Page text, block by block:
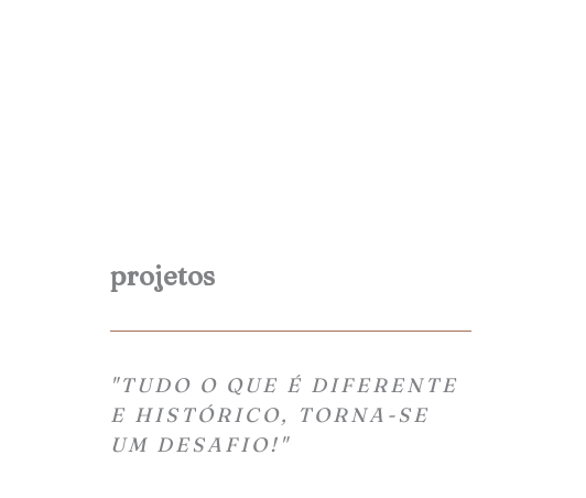
projetos
"TUDO O QUE É DIFERENTE
E HISTÓRICO, TORNA-SE
UM DESAFIO!"